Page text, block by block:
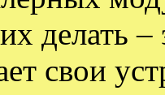
делать
свои